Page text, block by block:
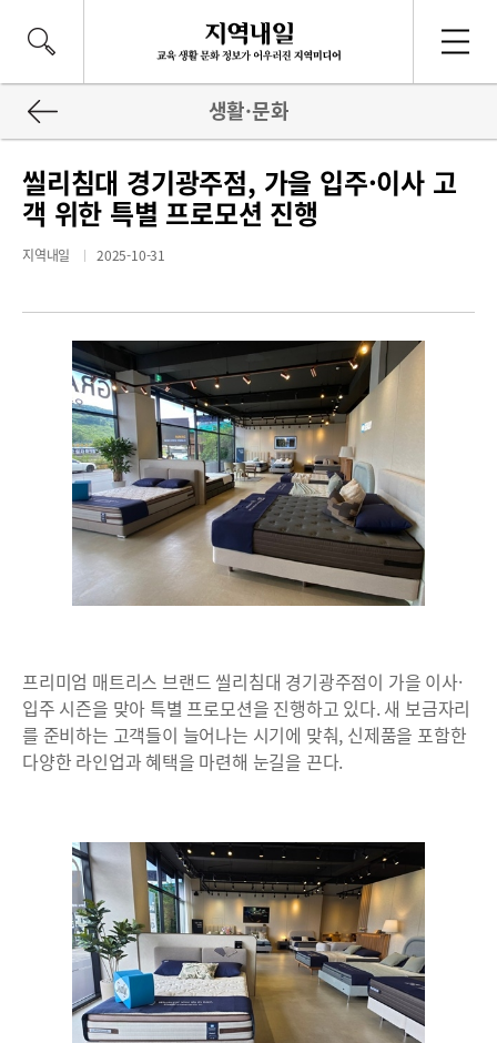
생활·문화
씰리침대 경기광주점, 가을 입주·이사 고
객 위한 특별 프로모션 진행
지역내일 2025-10-31
프리미엄 매트리스 브랜드 씰리침대 경기광주점이 가을 이사·
입주 시즌을 맞아 특별 프로모션을 진행하고 있다. 새 보금자리
를 준비하는 고객들이 늘어나는 시기에 맞춰, 신제품을 포함한
다양한 라인업과 혜택을 마련해 눈길을 끈다.